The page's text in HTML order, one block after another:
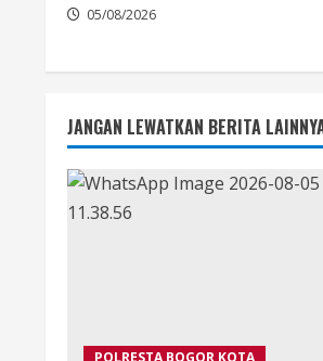
05/08/2026
JANGAN LEWATKAN BERITA
POLRESTA BOGOR KOTA